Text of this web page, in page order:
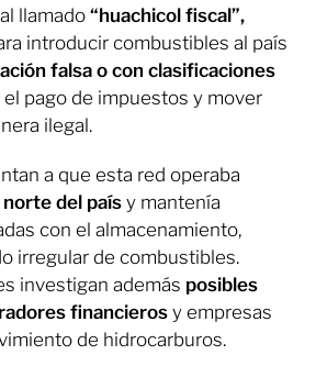
llamado“huachicol fiscal”,
introducir combustibles al país
falsa o con clasificaciones
el pago de impuestos y mover
ilegal.
a que esta red operaba
norte del país y mantenía
con el almacenamiento,
irregular de combustibles.
investigan además posibles
financieros y empresas
de hidrocarburos.